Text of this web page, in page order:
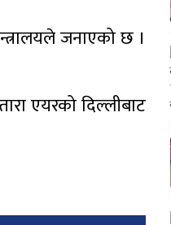
जनाएको छ ।
एयरको दिल्लीबाट